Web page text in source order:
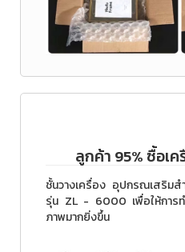
ลูกค้า 95% ซื้อเ
ชั้นวางเครื่อง อุปกรณเสริม
รุ่น ZL - 6000 เพื่อให้การท
ภาพมากยิ่งขึ้น